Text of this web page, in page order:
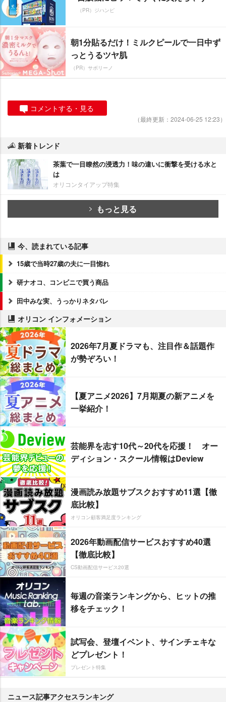
（PR）ジハンピ
朝1分貼るだけ！ミルクピールで一日中ず
っとうるツヤ肌
（PR）サボリーノ
コメントする・見る
（最終更新：2024-06-25 12:23）
新着トレンド
茶葉で一目瞭然の浸透力！味の違いに衝撃を受ける水と
は
オリコンタイアップ特集
もっと見る
今、読まれている記事
15歳で当時27歳の夫に一目惚れ
研ナオコ、コンビニで買う商品
田中みな実、うっかりネタバレ
オリコン インフォメーション
2026年7月夏ドラマも、注目作＆話題作
が勢ぞろい！
【夏アニメ2026】7月期夏の新アニメを
一挙紹介！
芸能界を志す10代～20代を応援！ オー
ディション・スクール情報はDeview
漫画読み放題サブスクおすすめ11選【徹
底比較】
オリコン顧客満足度ランキング
2026年動画配信サービスおすすめ40選
【徹底比較】
CS動画配信サービス20選
毎週の音楽ランキングから、ヒットの推
移をチェック！
試写会、登壇イベント、サインチェキな
どプレゼント！
プレゼント特集
ニュース記事アクセスランキング